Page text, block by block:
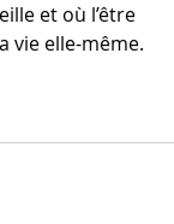
et où l’être
vie elle-même.